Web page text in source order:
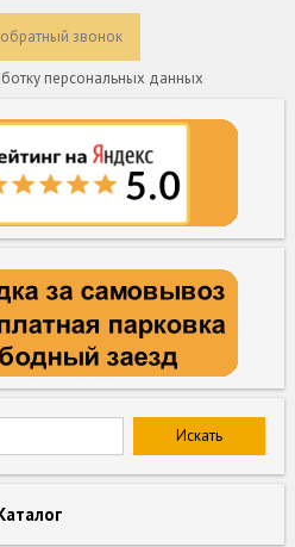
звонок
персональных данных